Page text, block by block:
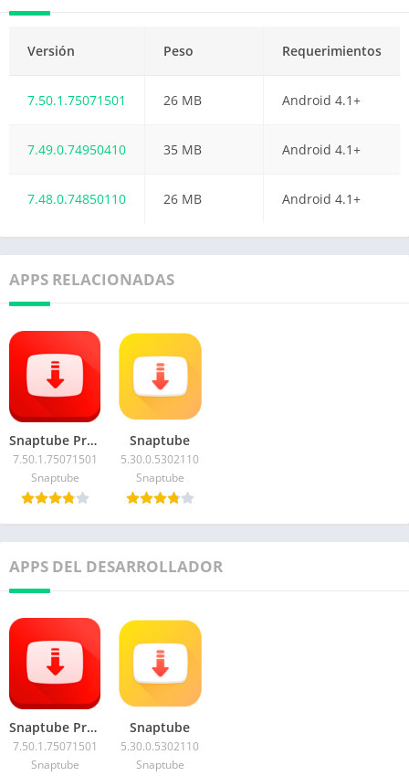
Versión Peso Requerimientos
7.50.1.75071501 26 MB Android 4.1+
7.49.0.74950410 35 MB Android 4.1+
7.48.0.74850110 26 MB Android 4.1+
APPS RELACIONADAS
Snaptube Premium
7.50.1.75071501
Snaptube
Snaptube
5.30.0.5302110
Snaptube
APPS DEL DESARROLLADOR
Snaptube Premium
7.50.1.75071501
Snaptube
Snaptube
5.30.0.5302110
Snaptube